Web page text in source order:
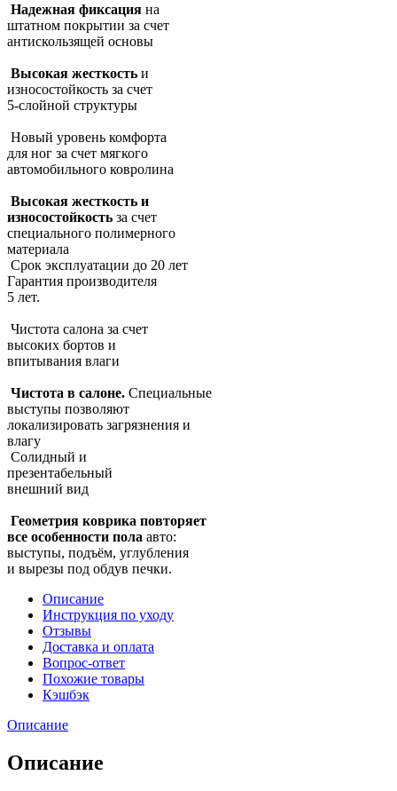
Надежная фиксация на
штатном покрытии за счет
антискользящей основы
Высокая жесткость и
износостойкость за счет
5-слойной структуры
Новый уровень комфорта
для ног за счет мягкого
автомобильного ковролина
Высокая жесткость и
износостойкость за счет
специального полимерного
материала
Срок эксплуатации до 20 лет
Гарантия производителя
5 лет.
Чистота салона за счет
высоких бортов и
впитывания влаги
Чистота в салоне. Специальные
выступы позволяют
локализировать загрязнения и
влагу
Солидный и
презентабельный
внешний вид
Геометрия коврика повторяет
все особенности пола авто:
выступы, подъём, углубления
и вырезы под обдув печки.
Описание
Инструкция по уходу
Отзывы
Доставка и оплата
Вопрос-ответ
Похожие товары
Кэшбэк
Описание
Описание